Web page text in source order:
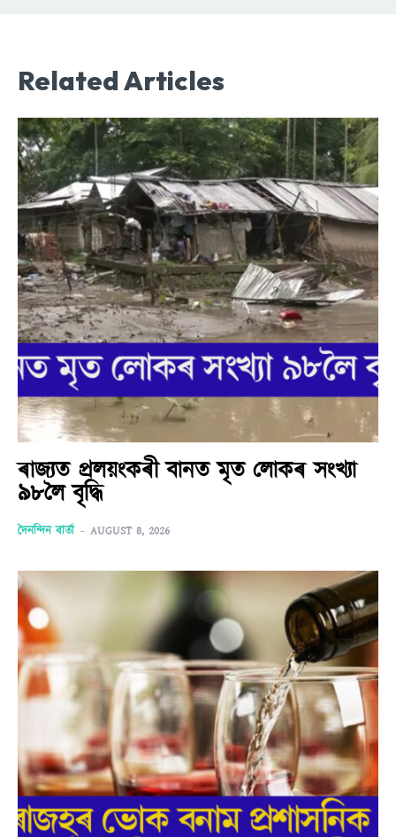
Related Articles
ৰাজ্যত প্ৰলয়ংকৰী বানত মৃত লোকৰ সংখ্যা
৯৮লৈ বৃদ্ধি
দৈনন্দিন বাৰ্তা - AUGUST 8, 2026